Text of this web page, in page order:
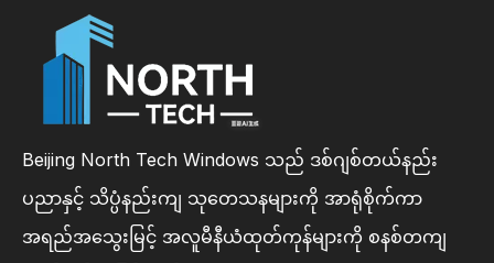
Beijing North Tech Windows သည် ဒစ်ဂျစ်တယ်နည်း
ပညာနှင့် သိပ္ပံနည်းကျ သုတေသနများကို အာရုံစိုက်ကာ
အရည်အသွေးမြင့် အလူမီနီယံထုတ်ကုန်များကို စနစ်တကျ